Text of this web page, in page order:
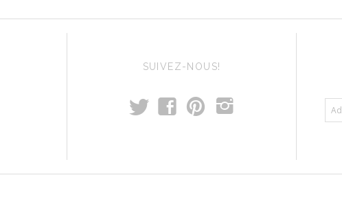
SUIVEZ-NOUS!
t f p i